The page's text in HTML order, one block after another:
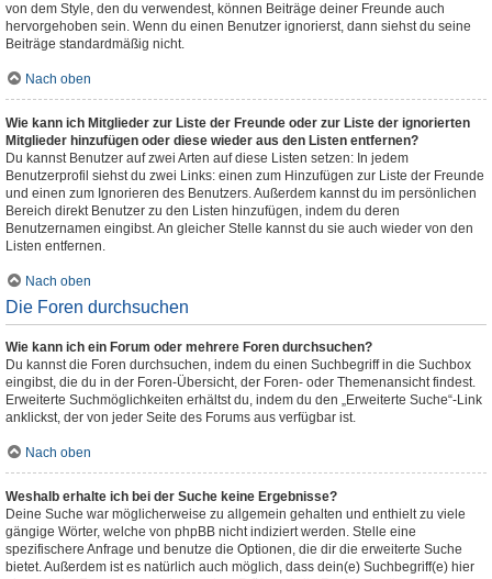
von dem Style, den du verwendest, können Beiträge deiner Freunde auch
hervorgehoben sein. Wenn du einen Benutzer ignorierst, dann siehst du seine
Beiträge standardmäßig nicht.
Nach oben
Wie kann ich Mitglieder zur Liste der Freunde oder zur Liste der ignorierten
Mitglieder hinzufügen oder diese wieder aus den Listen entfernen?
Du kannst Benutzer auf zwei Arten auf diese Listen setzen: In jedem
Benutzerprofil siehst du zwei Links: einen zum Hinzufügen zur Liste der Freunde
und einen zum Ignorieren des Benutzers. Außerdem kannst du im persönlichen
Bereich direkt Benutzer zu den Listen hinzufügen, indem du deren
Benutzernamen eingibst. An gleicher Stelle kannst du sie auch wieder von den
Listen entfernen.
Nach oben
Die Foren durchsuchen
Wie kann ich ein Forum oder mehrere Foren durchsuchen?
Du kannst die Foren durchsuchen, indem du einen Suchbegriff in die Suchbox
eingibst, die du in der Foren-Übersicht, der Foren- oder Themenansicht findest.
Erweiterte Suchmöglichkeiten erhältst du, indem du den „Erweiterte Suche“-Link
anklickst, der von jeder Seite des Forums aus verfügbar ist.
Nach oben
Weshalb erhalte ich bei der Suche keine Ergebnisse?
Deine Suche war möglicherweise zu allgemein gehalten und enthielt zu viele
gängige Wörter, welche von phpBB nicht indiziert werden. Stelle eine
spezifischere Anfrage und benutze die Optionen, die dir die erweiterte Suche
bietet. Außerdem ist es natürlich auch möglich, dass dein(e) Suchbegriff(e) hier